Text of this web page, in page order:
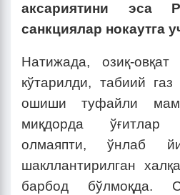
аксариятини эса
санкциялар нокаутга
Натижада, озиқ-
кўтарилди, табиий газ
ошиши туфайли
миқдорда
олмаяпти, ўнлаб
шакллантирилган
барбод бўлмоқда.